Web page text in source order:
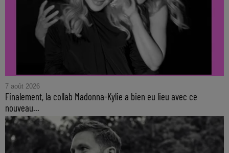
7 août 2026
Finalement, la collab Madonna-Kylie a bien eu lieu avec ce
nouveau...